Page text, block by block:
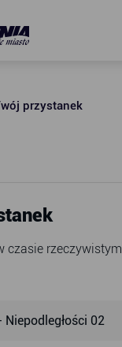
przystanek
czasie rzeczywistym